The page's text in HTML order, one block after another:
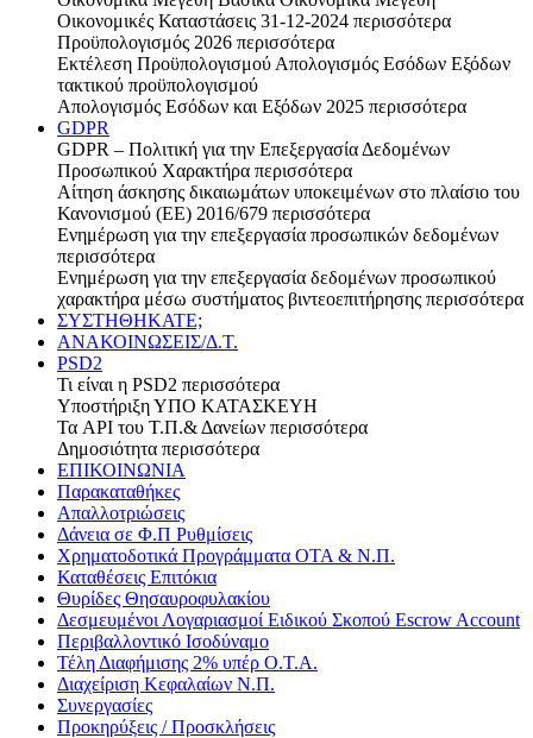
Οικονομικές Καταστάσεις 31-12-2024 περισσότερα
Προϋπολογισμός 2026 περισσότερα
Εκτέλεση Προϋπολογισμού Απολογισμός Εσόδων Εξόδων
τακτικού προϋπολογισμού
Απολογισμός Εσόδων και Εξόδων 2025 περισσότερα
GDPR
GDPR – Πολιτική για την Επεξεργασία Δεδομένων
Προσωπικού Χαρακτήρα περισσότερα
Αίτηση άσκησης δικαιωμάτων υποκειμένων στο πλαίσιο του
Κανονισμού (ΕΕ) 2016/679 περισσότερα
Ενημέρωση για την επεξεργασία προσωπικών δεδομένων
περισσότερα
Ενημέρωση για την επεξεργασία δεδομένων προσωπικού
χαρακτήρα μέσω συστήματος βιντεοεπιτήρησης περισσότερα
ΣΥΣΤΗΘΗΚΑΤΕ;
ΑΝΑΚΟΙΝΩΣΕΙΣ/Δ.Τ.
PSD2
Τι είναι η PSD2 περισσότερα
ΥποστήριξηΥΠΟ ΚΑΤΑΣΚΕΥΗ
Τα API του Τ.Π.& Δανείων περισσότερα
Δημοσιότητα περισσότερα
ΕΠΙΚΟΙΝΩΝΙΑ
Παρακαταθήκες
Απαλλοτριώσεις
Δάνεια σε Φ.Π Ρυθμίσεις
Χρηματοδοτικά Προγράμματα ΟΤΑ & Ν.Π.
Καταθέσεις Επιτόκια
Θυρίδες Θησαυροφυλακίου
Δεσμευμένοι Λογαριασμοί Ειδικού Σκοπού Escrow Account
Περιβαλλοντικό Ισοδύναμο
Τέλη Διαφήμισης 2% υπέρ Ο.Τ.Α.
Διαχείριση Κεφαλαίων Ν.Π.
Συνεργασίες
Προκηρύξεις / Προσκλήσεις